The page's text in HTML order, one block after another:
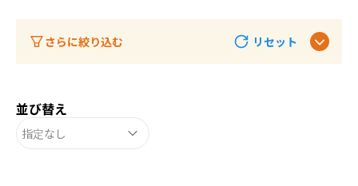
さらに絞り込む リセット
並び替え
指定なし